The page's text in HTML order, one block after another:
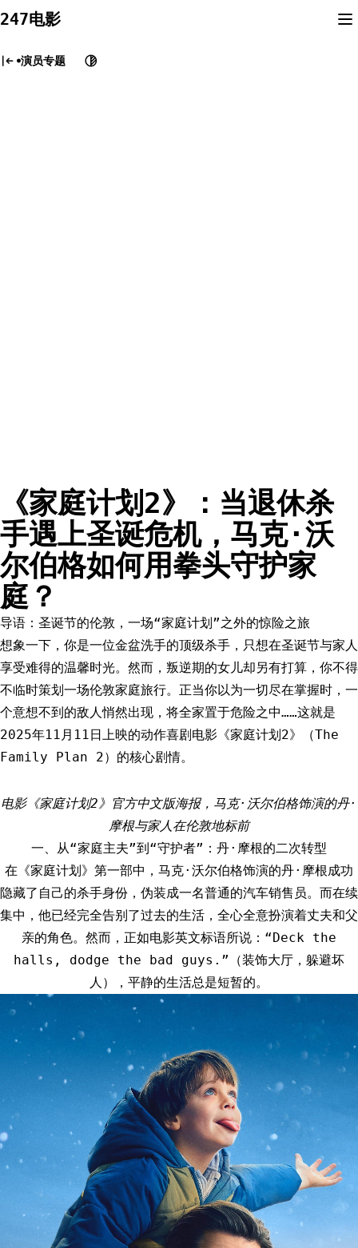
to
247电影
演员专题
《家庭计划2》：当退休杀
手遇上圣诞危机，马克·沃
尔伯格如何用拳头守护家
庭？
导语：圣诞节的伦敦，一场“家庭计划”之外的惊险之旅
想象一下，你是一位金盆洗手的顶级杀手，只想在圣诞节与家人
享受难得的温馨时光。然而，叛逆期的女儿却另有打算，你不得
不临时策划一场伦敦家庭旅行。正当你以为一切尽在掌握时，一
个意想不到的敌人悄然出现，将全家置于危险之中……这就是
2025年11月11日上映的动作喜剧电影《家庭计划2》（The
Family Plan 2）的核心剧情。
电影《家庭计划2》官方中文版海报，马克·沃尔伯格饰演的丹·
摩根与家人在伦敦地标前
一、从“家庭主夫”到“守护者”：丹·摩根的二次转型
在《家庭计划》第一部中，马克·沃尔伯格饰演的丹·摩根成功
隐藏了自己的杀手身份，伪装成一名普通的汽车销售员。而在续
集中，他已经完全告别了过去的生活，全心全意扮演着丈夫和父
亲的角色。然而，正如电影英文标语所说：“Deck the
halls, dodge the bad guys.”（装饰大厅，躲避坏
人），平静的生活总是短暂的。